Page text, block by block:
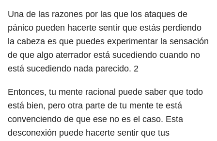
Una de las razones por las que los ataques de
pánico pueden hacerte sentir que estás perdiendo
la cabeza es que puedes experimentar la sensación
de que algo aterrador está sucediendo cuando no
está sucediendo nada parecido. 2
Entonces, tu mente racional puede saber que todo
está bien, pero otra parte de tu mente te está
convenciendo de que ese no es el caso. Esta
desconexión puede hacerte sentir que tus